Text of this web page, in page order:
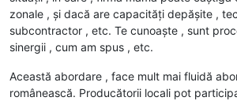
zonale , și dacă are capacități depășite ,
subcontractor , etc. Te cunoaște , sunt
sinergii , cum am spus , etc.
Această abordare , face mult mai fluidă
românească. Producătorii locali pot